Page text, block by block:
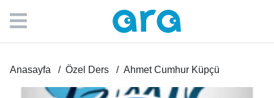
Anasayfa Özel Ders Ahmet Cumhur Küpçü